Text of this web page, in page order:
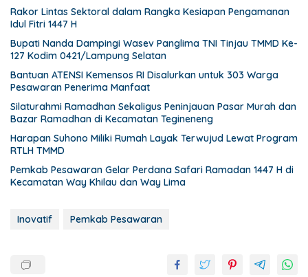
Rakor Lintas Sektoral dalam Rangka Kesiapan Pengamanan
Idul Fitri 1447 H
Bupati Nanda Dampingi Wasev Panglima TNI Tinjau TMMD Ke-
127 Kodim 0421/Lampung Selatan
Bantuan ATENSI Kemensos RI Disalurkan untuk 303 Warga
Pesawaran Penerima Manfaat
Silaturahmi Ramadhan Sekaligus Peninjauan Pasar Murah dan
Bazar Ramadhan di Kecamatan Tegineneng
Harapan Suhono Miliki Rumah Layak Terwujud Lewat Program
RTLH TMMD
Pemkab Pesawaran Gelar Perdana Safari Ramadan 1447 H di
Kecamatan Way Khilau dan Way Lima
Inovatif Pemkab Pesawaran